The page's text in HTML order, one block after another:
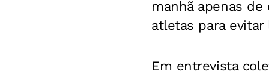
manhã apenas
atletas para
Em entrevista